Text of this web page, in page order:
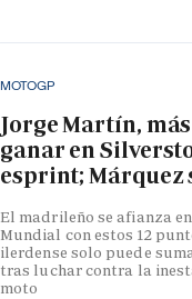
MOTOGP
Jorge Martín,
ganar en
esprint; Márquez
El madrileño se afianza
Mundial con estos 12
ilerdense solo puede
tras luchar contra la
moto